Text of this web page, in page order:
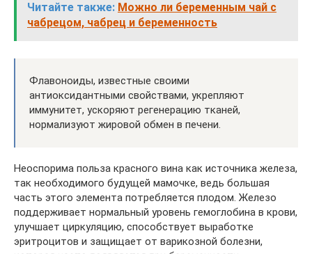
Читайте также: Можно ли беременным чай с
чабрецом, чабрец и беременность
Флавоноиды, известные своими
антиоксидантными свойствами, укрепляют
иммунитет, ускоряют регенерацию тканей,
нормализуют жировой обмен в печени.
Неоспорима польза красного вина как источника железа,
так необходимого будущей мамочке, ведь большая
часть этого элемента потребляется плодом. Железо
поддерживает нормальный уровень гемоглобина в крови,
улучшает циркуляцию, способствует выработке
эритроцитов и защищает от варикозной болезни,